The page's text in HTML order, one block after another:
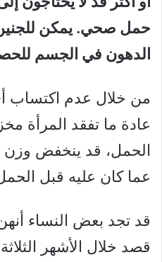
حمل صحي. يمكن
الدهون في الجسم
من خلال عدم اكتساب
عادة ما تفقد المرأة
الحمل، قد ينخفض
عما كان عليه قبل
قد تجد بعض النساء
قصد خلال الأشهر